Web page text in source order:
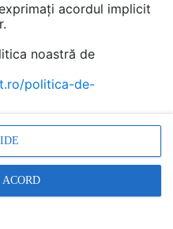
acordul implicit
noastră de
politica-de-